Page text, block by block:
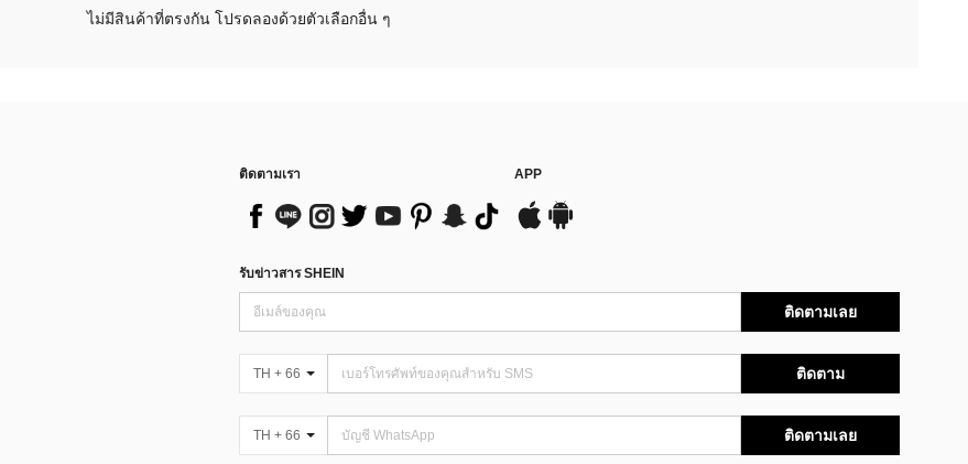
ไม่มีสินค้าที่ตรงกัน โปรดลองด้วยตัวเลือกอื่น ๆ
ติดตามเรา APP
รับข่าวสาร SHEIN
ติดตามเลย
TH + 66 ติดตาม
TH + 66 ติดตามเลย